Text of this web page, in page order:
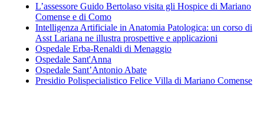
L’assessore Guido Bertolaso visita gli Hospice di Mariano
Comense e di Como
Intelligenza Artificiale in Anatomia Patologica: un corso di
Asst Lariana ne illustra prospettive e applicazioni
Ospedale Erba-Renaldi di Menaggio
Ospedale Sant'Anna
Ospedale Sant’Antonio Abate
Presidio Polispecialistico Felice Villa di Mariano Comense